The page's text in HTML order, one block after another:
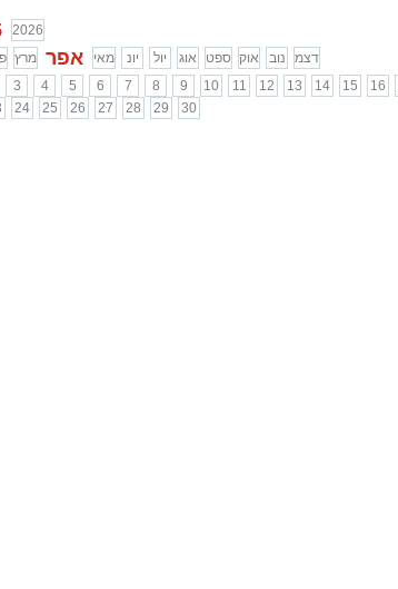
2026
מרץ אפר מאי יונ יול אוג ספט אוק נוב דצמ
3 4 5 6 7 8 9 10 11 12 13 14 15 16
24 25 26 27 28 29 30